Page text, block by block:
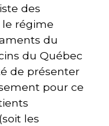
des
régime
du
du Québec
de présenter
pour ce
les